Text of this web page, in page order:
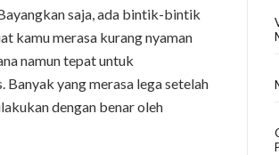
saja, ada bintik-bintik
kamu merasa kurang nyaman
namun tepat untuk
yang merasa lega setelah
dengan benar oleh